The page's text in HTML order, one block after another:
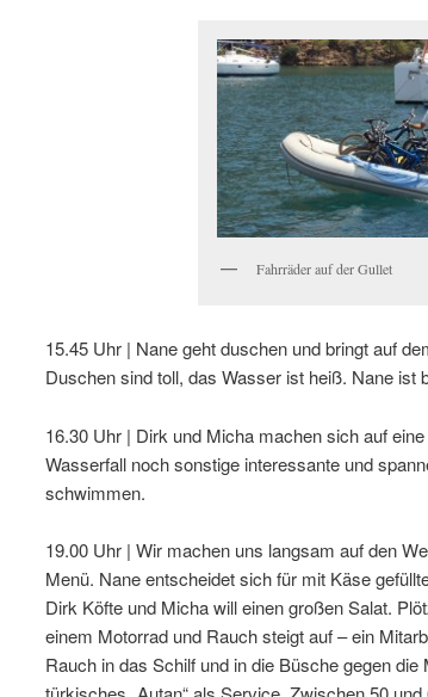
Fahrräder auf der Gullet
15.45 Uhr | Nane geht duschen und bringt auf
Duschen sind toll, das Wasser ist heiß. Nane ist
16.30 Uhr | Dirk und Micha machen sich auf
Wasserfall noch sonstige interessante und
schwimmen.
19.00 Uhr | Wir machen uns langsam auf den
Menü. Nane entscheidet sich für mit Käse
Dirk Köfte und Micha will einen großen Salat.
einem Motorrad und Rauch steigt auf – ein
Rauch in das Schilf und in die Büsche gegen